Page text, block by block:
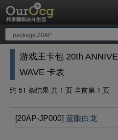
游戏王卡包 20th
WAVE 卡表
约 51 条结果 共 1 页 当前第 1 页
[20AP-JP000] 蓝眼白龙